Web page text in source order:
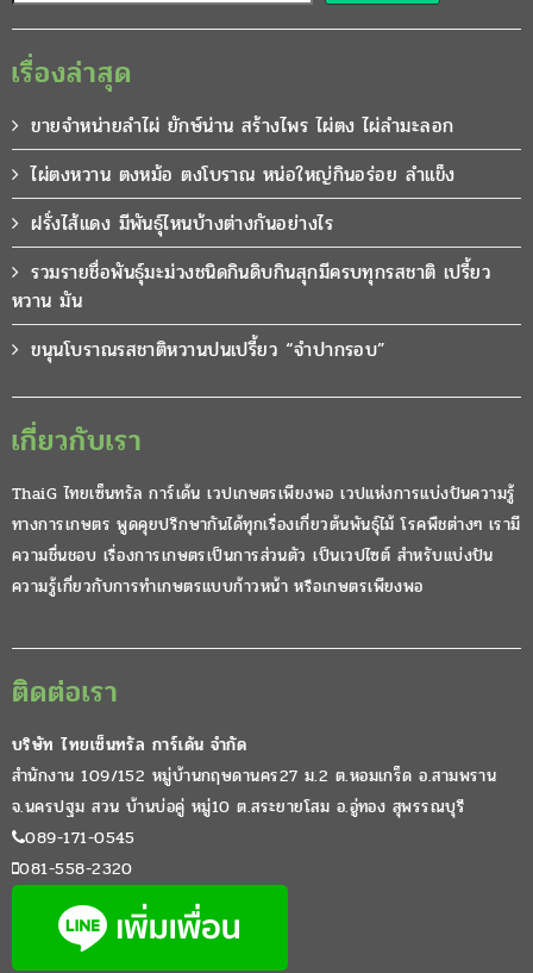
เรื่องล่าสุด
ขายจำหน่ายลำไผ่ ยักษ์น่าน สร้างไพร ไผ่ตง ไผ่ลำมะลอก
ไผ่ตงหวาน ตงหม้อ ตงโบราณ หน่อใหญ่กินอร่อย ลำแข็ง
ฝรั่งไส้แดง มีพันธุ์ไหนบ้างต่างกันอย่างไร
รวมรายชื่อพันธุ์มะม่วงชนิดกินดิบกินสุกมีครบทุกรสชาติ เปรี้ยว
หวาน มัน
ขนุนโบราณรสชาติหวานปนเปรี้ยว “จำปากรอบ”
เกี่ยวกับเรา
ThaiG ไทยเซ็นทรัล การ์เด้น เวปเกษตรเพียงพอ เวปแห่งการแบ่งปันความรู้
ทางการเกษตร พูดคุยปรึกษากันได้ทุกเรื่องเกี่ยวต้นพันธุ์ไม้ โรคพืชต่างๆ เรามี
ความชื่นชอบ เรื่องการเกษตรเป็นการส่วนตัว เป็นเวปไซต์ สำหรับแบ่งปัน
ความรู้เกี่ยวกับการทำเกษตรแบบก้าวหน้า หรือเกษตรเพียงพอ
ติดต่อเรา
บริษัท ไทยเซ็นทรัล การ์เด้น จำกัด
สำนักงาน 109/152 หมู่บ้านกฤษดานคร27 ม.2 ต.หอมเกร็ด อ.สามพราน
จ.นครปฐม สวน บ้านบ่อคู่ หมู่10 ต.สระยายโสม อ.อู่ทอง สุพรรณบุรี
089-171-0545
081-558-2320